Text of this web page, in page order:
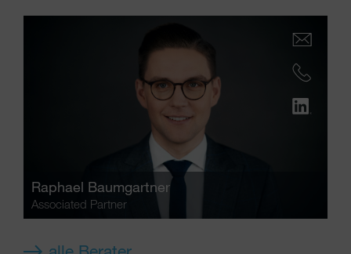
Raphael Baumgartner
Associated Partner